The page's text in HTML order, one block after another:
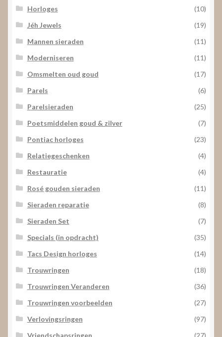
Horloges
(10)
Jéh Jewels
(19)
Mannen sieraden
(11)
Moderniseren
(11)
Omsmelten oud goud
(17)
Parels
(6)
Parelsieraden
(25)
Poetsmiddelen goud & zilver
(7)
Pontiac horloges
(23)
Relatiegeschenken
(4)
Restauratie
(4)
Rosé gouden sieraden
(11)
Sieraden reparatie
(8)
Sieraden Set
(7)
Specials (in opdracht)
(35)
Tacs Design horloges
(14)
Trouwringen
(18)
Trouwringen Veranderen
(36)
Trouwringen voorbeelden
(27)
Verlovingsringen
(97)